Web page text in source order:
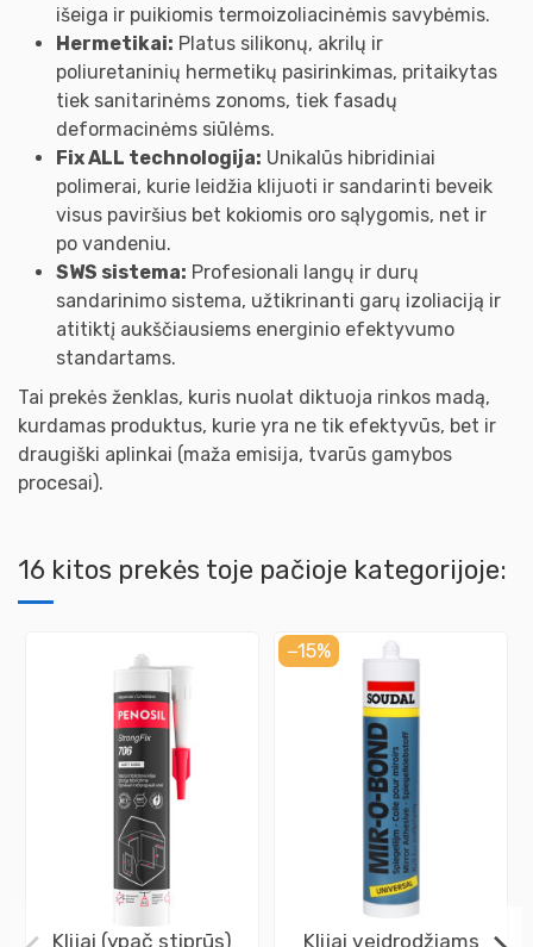
išeiga ir puikiomis termoizoliacinėmis savybėmis.
Hermetikai: Platus silikonų, akrilų ir
poliuretaninių hermetikų pasirinkimas, pritaikytas
tiek sanitarinėms zonoms, tiek fasadų
deformacinėms siūlėms.
Fix ALL technologija: Unikalūs hibridiniai
polimerai, kurie leidžia klijuoti ir sandarinti beveik
visus paviršius bet kokiomis oro sąlygomis, net ir
po vandeniu.
SWS sistema: Profesionali langų ir durų
sandarinimo sistema, užtikrinanti garų izoliaciją ir
atitiktį aukščiausiems energinio efektyvumo
standartams.
Tai prekės ženklas, kuris nuolat diktuoja rinkos madą,
kurdamas produktus, kurie yra ne tik efektyvūs, bet ir
draugiški aplinkai (maža emisija, tvarūs gamybos
procesai).
16 kitos prekės toje pačioje kategorijoje:
Klijai (ypač stiprūs)
−15%
Klijai veidrodžiams